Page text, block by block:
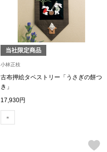
ルームウェア
アンダーウェア
トートバッグ
当社限定商品
小林正枝
古布押絵タペストリー「うさぎの餅つ
き」
17,930円